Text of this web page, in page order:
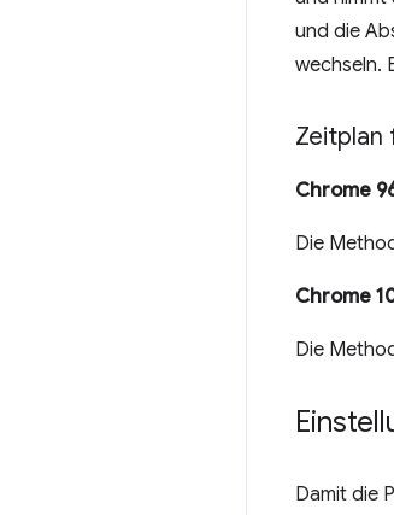
und die
wechseln.
Zeitplan
Chrome
Die
Chrome
Die
Damit die